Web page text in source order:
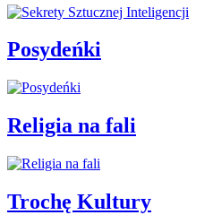
Posydeńki
Religia na fali
Trochę Kultury